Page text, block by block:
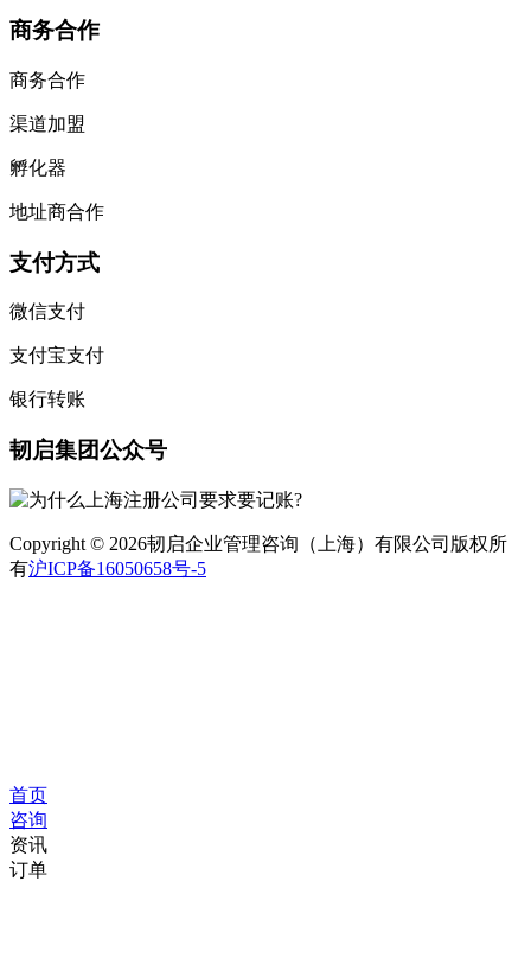
商务合作
商务合作
渠道加盟
孵化器
地址商合作
支付方式
微信支付
支付宝支付
银行转账
韧启集团公众号
Copyright © 2026韧启企业管理咨询（上海）有限公司版权所
有沪ICP备16050658号-5
首页
咨询
资讯
订单